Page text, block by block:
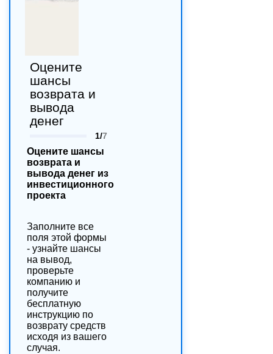
Оцените
шансы
возврата и
вывода
денег
1/7
Оцените шансы
возврата и
вывода денег из
инвестиционного
проекта
Заполните все
поля этой формы
- узнайте шансы
на вывод,
проверьте
компанию и
получите
бесплатную
инструкцию по
возврату средств
исходя из вашего
случая.